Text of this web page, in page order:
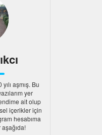
aşmış. Bu
yer
ait olup
içerikler için
hesabıma